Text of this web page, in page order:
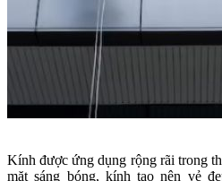
Kính được ứng dụng rộng rãi trong
mặt sáng bóng, kính tạo nên vẻ